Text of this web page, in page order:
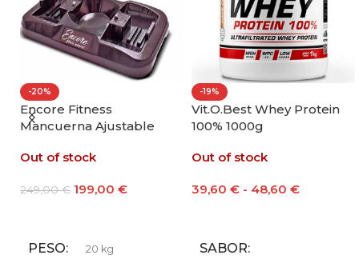
-20%
Encore Fitness
Mancuerna Ajustable
Out of stock
249,00€ 199,00 €
PESO 20 kg
-19%
Vit.O.Best Whey Protein
100% 1000g
Out of stock
39,60 € - 48,60 €
SABOR